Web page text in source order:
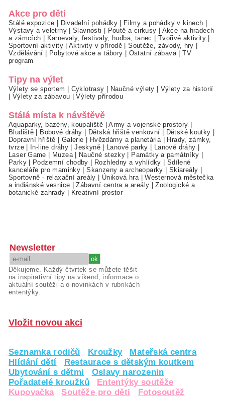
Akce pro děti
Stálé expozice Divadelní pohádky Filmy a pohádky v kinech
Výstavy a veletrhy|Slavnosti Poutě a cirkusy
Akce na hradech
a zámcích
Karnevaly, festivaly, hudba, tanec Tvořivé aktivity
Sportovní aktivity|Aktivity v přírodě |Soutěže, závody, hry
Vzdělávání
Pobytové akce a tábory Ostatní zábava|TV
program
Tipy na výlet
Výlety se sportem Cyklotrasy Naučné výlety
Výlety za historií
Výlety za zábavou |Výlety přírodou
Stálá místa k návštěvě
Aquaparky, bazény, koupaliště |Army a vojenské prostory
Bludiště
Bobové dráhy Dětská hřiště venkovní Dětské koutky
Dopravní hřiště
Galerie Hvězdárny a planetária|
Hrady, zámky,
tvrze| In-line dráhy |Jeskyně| Lanové parky Lanové dráhy
Laser Game
Muzea| Naučné stezky Památky a památníky
Parky| Podzemní chodby Rozhledny a vyhlídky
Sdílené
kanceláře pro maminky |Skanzeny a archeoparky Skiareály
Sportovně - relaxační areály
Úniková hra|Westernová městečka
a indiánské vesnice |Zábavní centra a areály |Zoologické a
botanické zahrady
Kreativní prostor
Newsletter
Děkujeme. Každý čtvrtek se můžete těšit
na inspirativní tipy na víkend, informace o
aktuální soutěži a o novinkách v rubrikách
ententýky.
Vložit novou akci
Seznamka rodičů Kroužky
Mateřská centra
Hlídání dětí
Restaurace s dětským koutkem
Ubytování s dětmi
Oslavy narozenin
Pořadatelé kroužků
Ententýky soutěže
Kupovačka
Soutěže pro děti Fotosoutěž